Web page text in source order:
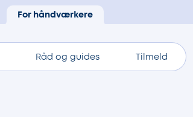
For håndværkere
Råd og guides Tilmeld